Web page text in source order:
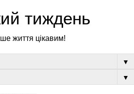
тиждень
життя цікавим!
▼
▼